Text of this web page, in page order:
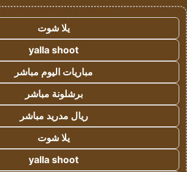
يلا شوت
yalla shoot
مباريات اليوم مباشر
برشلونة مباشر
ريال مدريد مباشر
يلا شوت
yalla shoot